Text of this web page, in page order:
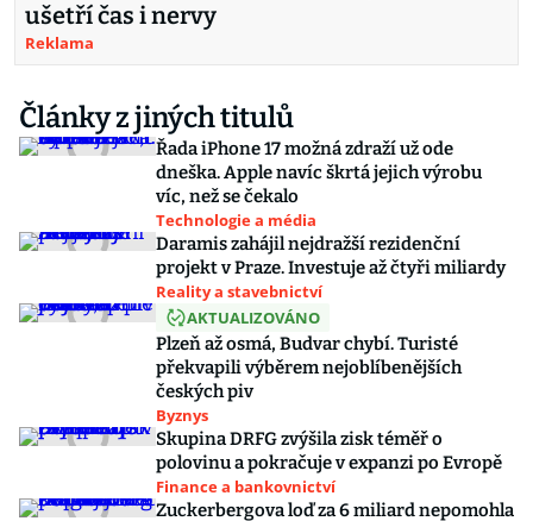
ušetří čas i nervy
Reklama
Články z jiných titulů
Řada iPhone 17 možná zdraží už ode
dneška. Apple navíc škrtá jejich výrobu
víc, než se čekalo
Technologie a média
Daramis zahájil nejdražší rezidenční
projekt v Praze. Investuje až čtyři miliardy
Reality a stavebnictví
AKTUALIZOVÁNO
Plzeň až osmá, Budvar chybí. Turisté
překvapili výběrem nejoblíbenějších
českých piv
Byznys
Skupina DRFG zvýšila zisk téměř o
polovinu a pokračuje v expanzi po Evropě
Finance a bankovnictví
Zuckerbergova loď za 6 miliard nepomohla